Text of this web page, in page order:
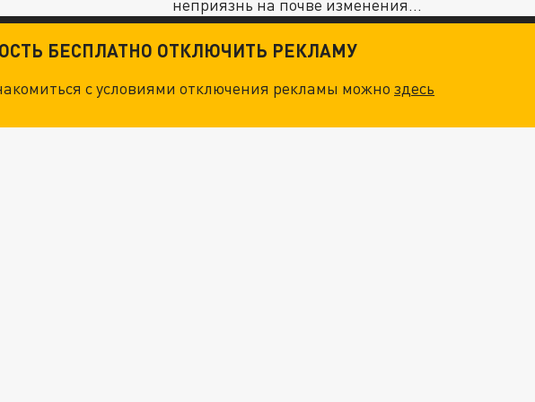
неприязнь на почве изменения...
БЕСПЛАТНО ОТКЛЮЧИТЬ РЕКЛАМУ
с условиями отключения рекламы можноздесь